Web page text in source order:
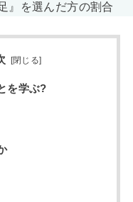
』を選んだ方の割合
[閉じる]
を学ぶ?